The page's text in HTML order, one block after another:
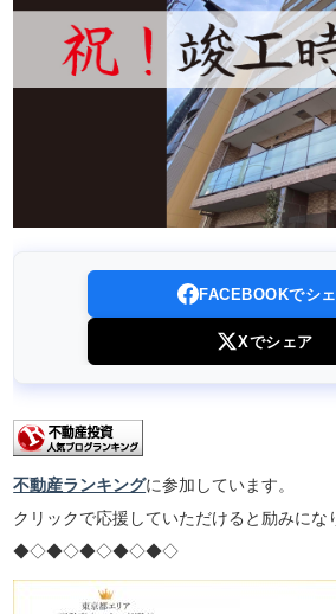
FACEBOOKでシ
Xでシェア
不動産ランキングに参加しています。
クリックで応援していただけると励みにな
◆◇◆◇◆◇◆◇◆◇